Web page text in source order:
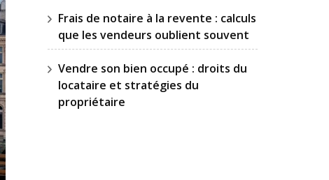
Frais de notaire à la revente : calculs
que les vendeurs oublient souvent
Vendre son bien occupé : droits du
locataire et stratégies du
propriétaire